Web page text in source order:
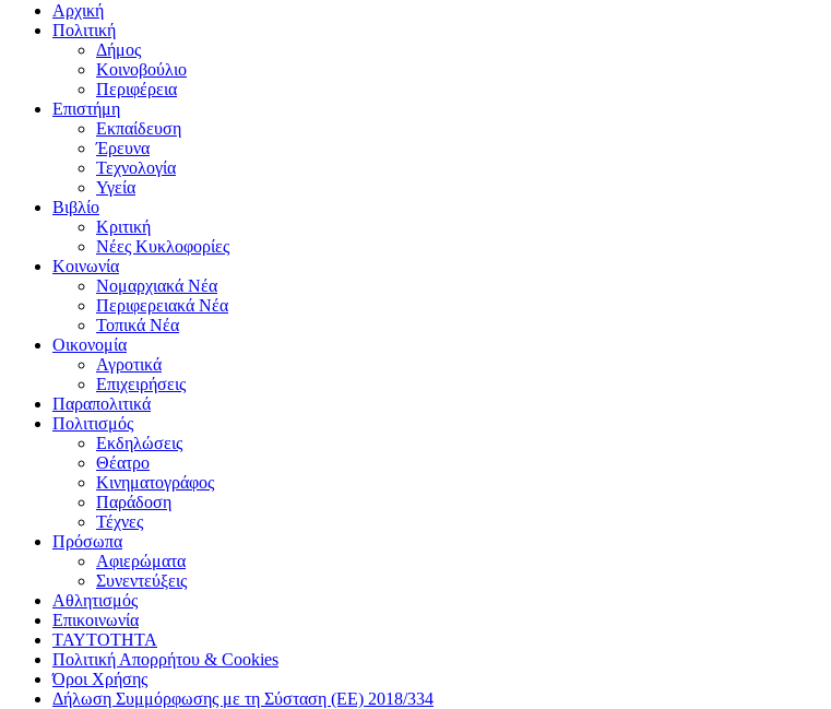
Αρχική
Πολιτική
Δήμος
Κοινοβούλιο
Περιφέρεια
Επιστήμη
Εκπαίδευση
Έρευνα
Τεχνολογία
Υγεία
Βιβλίο
Κριτική
Νέες Κυκλοφορίες
Κοινωνία
Νομαρχιακά Νέα
Περιφερειακά Νέα
Τοπικά Νέα
Οικονομία
Αγροτικά
Επιχειρήσεις
Παραπολιτικά
Πολιτισμός
Εκδηλώσεις
Θέατρο
Κινηματογράφος
Παράδοση
Τέχνες
Πρόσωπα
Αφιερώματα
Συνεντεύξεις
Αθλητισμός
Επικοινωνία
ΤΑΥΤΟΤΗΤΑ
Πολιτική Απορρήτου & Cookies
Όροι Χρήσης
Δήλωση Συμμόρφωσης με τη Σύσταση (ΕΕ) 2018/334